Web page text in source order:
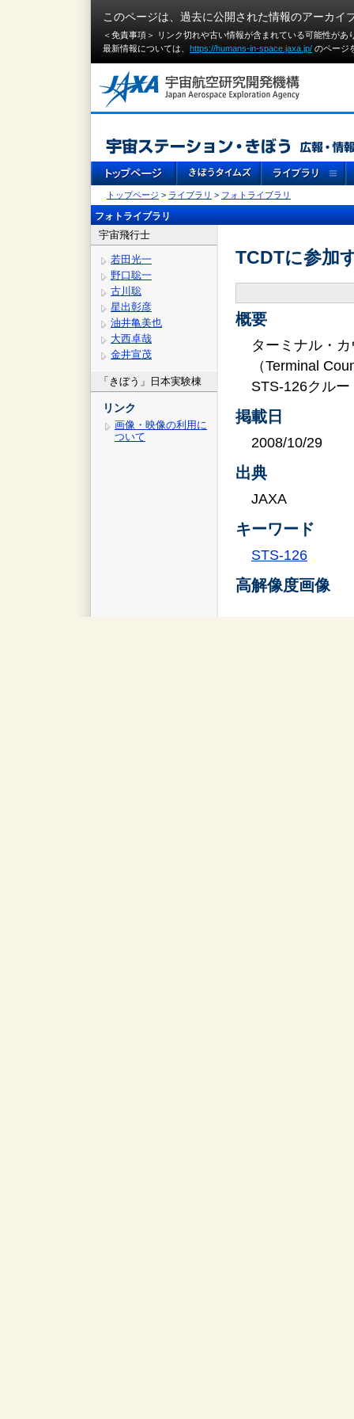
このページは、過去に公開された情報のアーカイ
＜免責事項＞ リンク切れや古い情報が含まれている可能性が
最新情報については、 https://humans-in-space.jaxa.jp/ のページ
トップページ > ライブラリ > フォトライブラリ
フォトライブラリ
宇宙飛行士
若田光一
野口聡一
古川聡
星出彰彦
油井亀美也
大西卓哉
金井宣茂
「きぼう」日本実験棟
リンク
画像・映像の利用に
ついて
TCDTに参加
概要
ターミナル・
（Terminal
STS-126クルー
掲載日
2008/10/29
出典
JAXA
キーワード
STS-126
高解像度画像